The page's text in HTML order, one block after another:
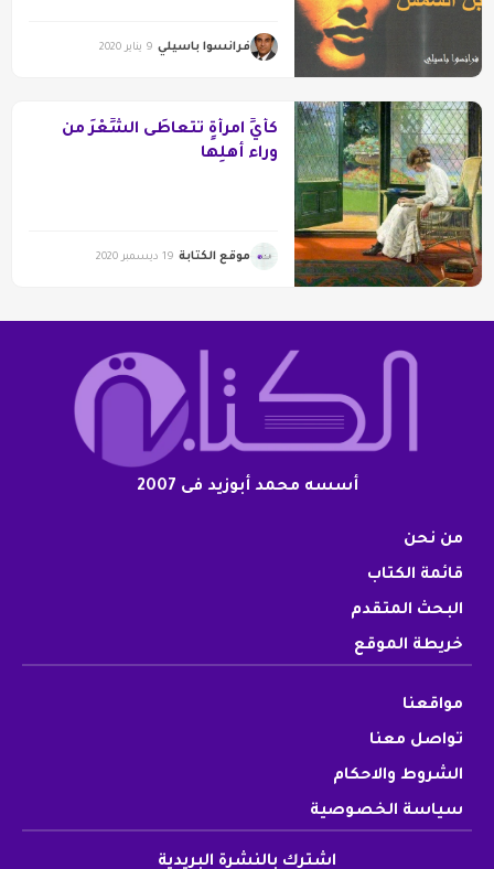
فرانسوا باسيلي 9 يناير 2020
كأيِّ امرأةٍ تتعاطَى الشِّعْرَ من
وراء أهلِها
موقع الكتابة 19 ديسمبر 2020
أسسه محمد أبوزيد فى 2007
من نحن
قائمة الكتاب
البحث المتقدم
خريطة الموقع
مواقعنا
تواصل معنا
الشروط والاحكام
سياسة الخصوصية
اشترك بالنشرة البريدية